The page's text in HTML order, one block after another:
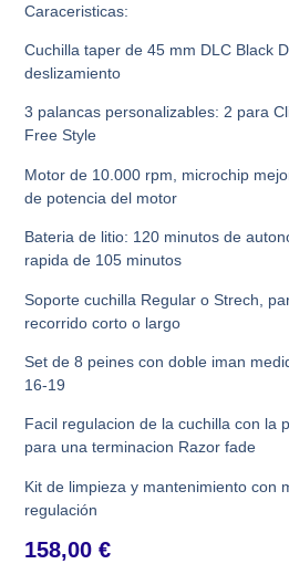
Caraceristicas:
Cuchilla taper de 45 mm DLC Black
deslizamiento
3 palancas personalizables: 2 para
Free Style
Motor de 10.000 rpm, microchip
de potencia del motor
Bateria de litio: 120 minutos de
rapida de 105 minutos
Soporte cuchilla Regular o Strech,
recorrido corto o largo
Set de 8 peines con doble iman
16-19
Facil regulacion de la cuchilla con la
para una terminacion Razor fade
Kit de limpieza y mantenimiento con
regulación
158,00€